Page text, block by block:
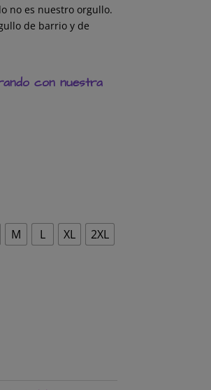
no es nuestro orgullo.
de barrio y de
con nuestra
M L XL
2XL